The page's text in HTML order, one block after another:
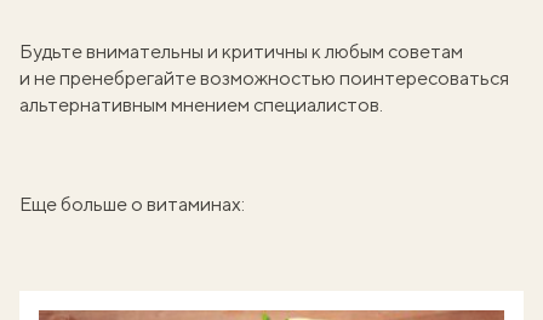
Будьте внимательны и критичны к любым советам
и не пренебрегайте возможностью поинтересоваться
альтернативным мнением специалистов.
Еще больше о витаминах: